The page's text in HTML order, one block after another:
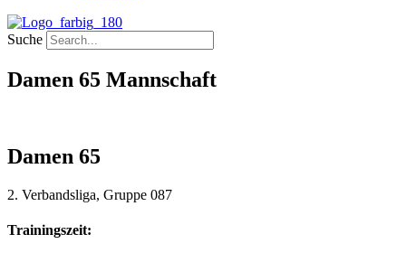
Suche
Damen 65 Mannschaft
Damen 65
2. Verbandsliga, Gruppe 087
Trainingszeit: